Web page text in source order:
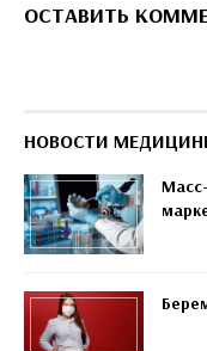
ОСТАВИТЬ
НОВОСТИ